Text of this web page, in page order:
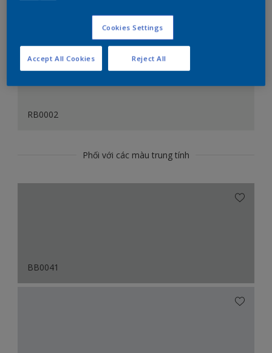
RB0002
Phối với các màu trung tính
BB0041
Cookies Settings
Reject All
Accept All Cookies